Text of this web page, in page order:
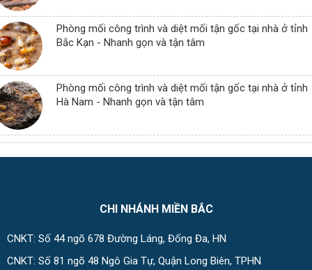
Phòng mối công trình và diệt mối tận gốc tại nhà ở tỉnh
Bắc Kạn - Nhanh gọn và tận tâm
Phòng mối công trình và diệt mối tận gốc tại nhà ở tỉnh
Hà Nam - Nhanh gọn và tận tâm
CHI NHÁNH MIỀN BẮC
CNKT: Số 44 ngõ 678 Đường Láng, Đống Đa, HN
CNKT: Số 81 ngõ 48 Ngô Gia Tự, Quận Long Biên, TPHN